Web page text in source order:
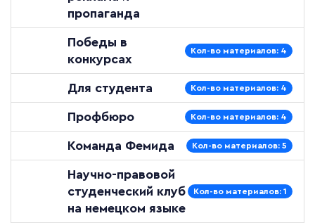
пропаганда
Победы в
конкурсах
Кол-во материалов: 4
Для студента Кол-во материалов: 4
Профбюро Кол-во материалов: 4
Команда Фемида Кол-во материалов: 5
Научно-правовой
студенческий клуб
на немецком языке
Кол-во материалов: 1